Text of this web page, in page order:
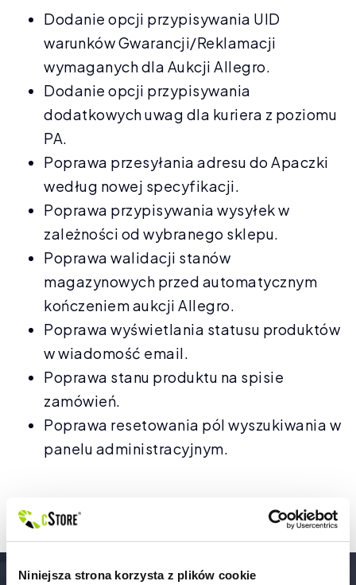
Niniejsza strona korzysta z plików cookie
Dodanie opcji przypisywania UID
warunków Gwarancji/Reklamacji
wymaganych dla Aukcji Allegro.
Dodanie opcji przypisywania
dodatkowych uwag dla kuriera z poziomu
PA.
Poprawa przesyłania adresu do Apaczki
według nowej specyfikacji.
Poprawa przypisywania wysyłek w
zależności od wybranego sklepu.
Poprawa walidacji stanów
magazynowych przed automatycznym
kończeniem aukcji Allegro.
Poprawa wyświetlania statusu produktów
w wiadomość email.
Poprawa stanu produktu na spisie
zamówień.
Poprawa resetowania pól wyszukiwania w
panelu administracyjnym.